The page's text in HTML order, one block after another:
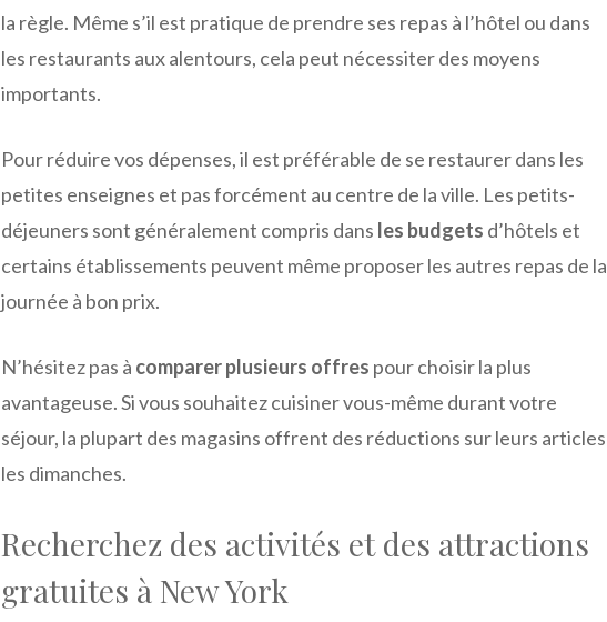
la règle. Même s’il est pratique de prendre ses repas à l’hôtel ou dans
les restaurants aux alentours, cela peut nécessiter des moyens
importants.
Pour réduire vos dépenses, il est préférable de se restaurer dans les
petites enseignes et pas forcément au centre de la ville. Les petits-
déjeuners sont généralement compris dans les budgets d’hôtels et
certains établissements peuvent même proposer les autres repas de la
journée à bon prix.
N’hésitez pas à comparer plusieurs offres pour choisir la plus
avantageuse. Si vous souhaitez cuisiner vous-même durant votre
séjour, la plupart des magasins offrent des réductions sur leurs articles
les dimanches.
Recherchez des activités et des attractions
gratuites à New York